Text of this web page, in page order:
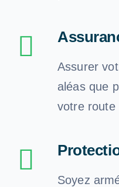
Assurer
aléas que
votre route
Soyez